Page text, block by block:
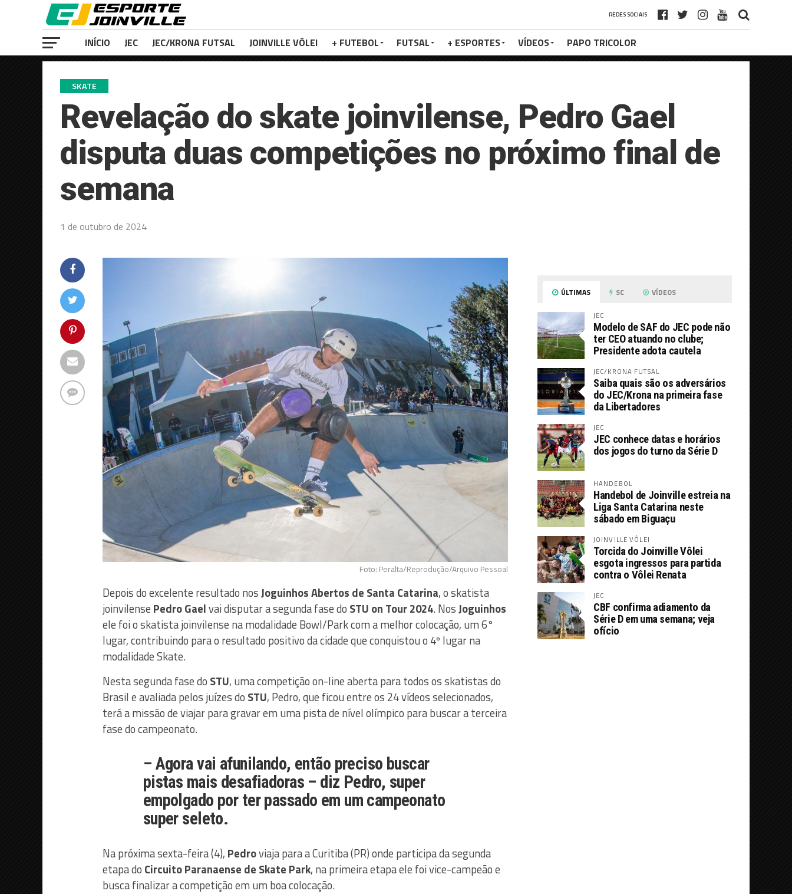
REDES SOCIAIS
INÍCIO JEC JEC/KRONA FUTSAL JOINVILLE VÔLEI + FUTEBOL FUTSAL + ESPORTES VÍDEOS PAPO TRICOLOR
SKATE
Revelação do skate joinvilense, Pedro Gael
disputa duas competições no próximo final de
semana
1 de outubro de 2024
Foto: Peralta/Reprodução/Arquivo Pessoal
Depois do excelente resultado nosJoguinhos Abertos de Santa Catarina, o skatista
joinvilense Pedro Gaelvai disputar a segunda fase do STU on Tour 2024. NosJoguinhos
ele foi o skatista joinvilense na modalidade Bowl/Park com a melhor colocação, um 6°
lugar, contribuindo para o resultado positivo da cidade que conquistou o 4º lugar na
modalidade Skate.
Nesta segunda fase do STU, uma competição on-line aberta para todos os skatistas do
Brasil e avaliada pelos juízes do STU, Pedro, que ficou entre os 24 vídeos selecionados,
terá a missão de viajar para gravar em uma pista de nível olímpico para buscar a terceira
fase do campeonato.
– Agora vai afunilando, então preciso buscar
pistas mais desafiadoras – diz Pedro, super
empolgado por ter passado em um campeonato
super seleto.
Na próxima sexta-feira (4), Pedroviaja para a Curitiba (PR) onde participa da segunda
etapa do Circuito Paranaense de Skate Park, na primeira etapa ele foi vice-campeão e
busca finalizar a competição em um boa colocação.
ÚLTIMAS SC VÍDEOS
JEC
Modelo de SAF do JEC pode não
ter CEO atuando no clube;
Presidente adota cautela
JEC/KRONA FUTSAL
Saiba quais são os adversários
do JEC/Krona na primeira fase
da Libertadores
JEC
JEC conhece datas e horários
dos jogos do turno da Série D
HANDEBOL
Handebol de Joinville estreia na
Liga Santa Catarina neste
sábado em Biguaçu
JOINVILLE VÔLEI
Torcida do Joinville Vôlei
esgota ingressos para partida
contra o Vôlei Renata
JEC
CBF confirma adiamento da
Série D em uma semana; veja
ofício